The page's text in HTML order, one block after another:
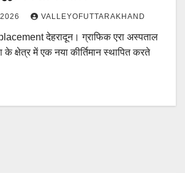
VALLEYOFUTTARAKHAND
देहरादून। ग्राफिक एरा अस्पताल
के क्षेत्र में एक नया कीर्तिमान स्थापित करते